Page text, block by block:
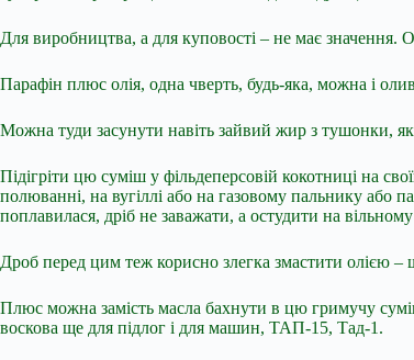
Для виробництва, а для куповості – не має
Парафін плюс олія, одна чверть, будь-яка, можна і
Можна туди засунути навіть зайвий жир з тушонки,
Підігріти цю суміш у фільдеперсовій кокотниці на
полюванні, на вугіллі або на газовому пальнику або
поплавилася, дріб не заважати, а остудити на
Дроб перед цим теж корисно злегка змастити олією –
Плюс можна замість масла бахнути в цю гримучу
воскова ще для підлог і для машин, ТАП-15, Тад-1.